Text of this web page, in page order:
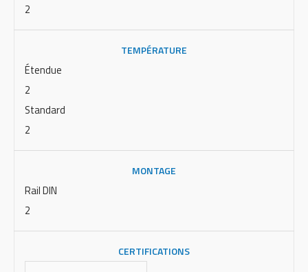
2
TEMPÉRATURE
Étendue
2
Standard
2
MONTAGE
Rail DIN
2
CERTIFICATIONS